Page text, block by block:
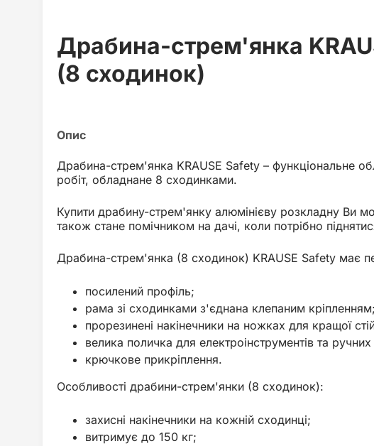
Драбина-стрем'янка
(8 сходинок)
Драбина-стрем'янка KRAUSE Safety – функціональне
робіт, обладнане 8 сходинками.
Купити драбину-стрем'янку алюмінієву розкладну Ви
також стане помічником на дачі, коли потрібно
Драбина-стрем'янка (8 сходинок) KRAUSE Safety має
посилений профіль;
рама зі сходинками з'єднана клепаним кріпленням;
прорезинені накінечники на ножках для кращої
велика поличка для електроінструментів та
крючкове прикріплення.
Особливості драбини-стрем'янки (8 сходинок):
захисні накінечники на кожній сходинці;
витримує до 150 кг;